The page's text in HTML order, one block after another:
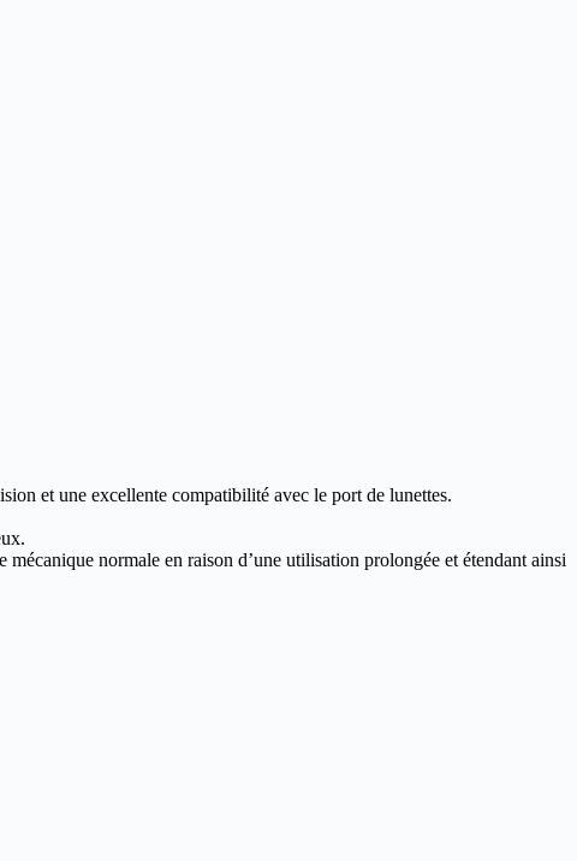
et une excellente compatibilité avec le port de lunettes.
normale en raison d’une utilisation prolongée et étendant ainsi